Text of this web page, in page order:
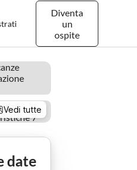
Diventa
un
ospite
Vedi tutte
date